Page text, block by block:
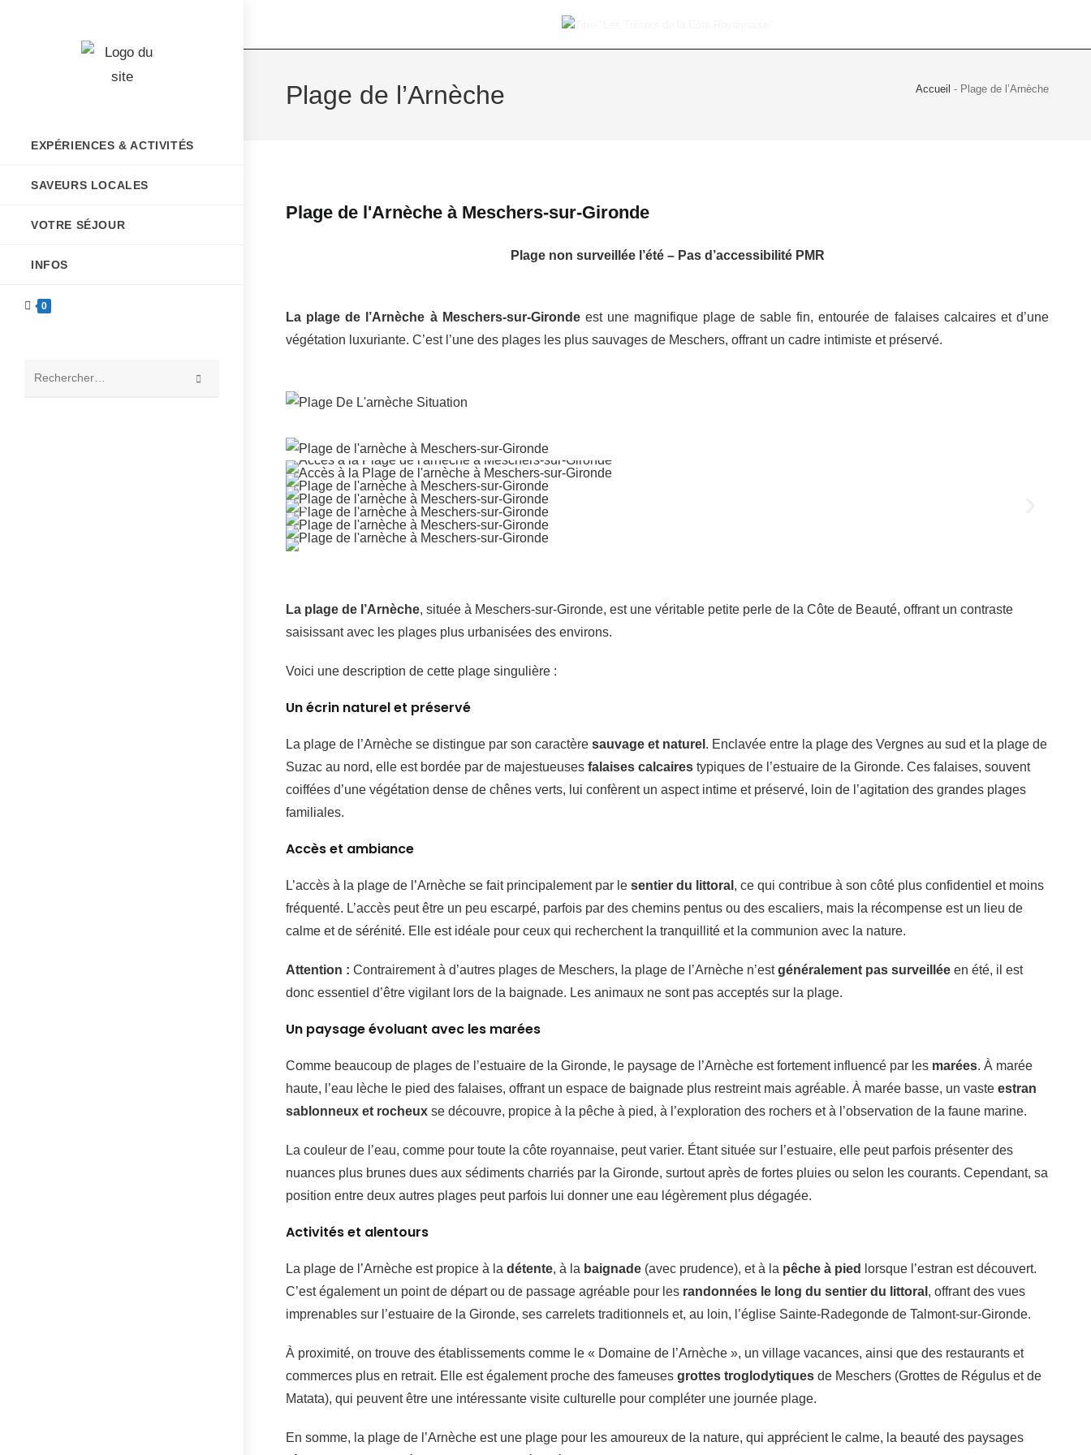
EXPÉRIENCES & ACTIVITÉS
SAVEURS LOCALES
VOTRE SÉJOUR
INFOS
0
Plage de l’Arnèche Accueil - Plage de l’Arnèche
Plage de l'Arnèche à Meschers-sur-Gironde
Plage non surveillée l’été – Pas d’accessibilité PMR
La plage de l’Arnèche à Meschers-sur-Girondeest une magnifique plage de sable fin, entourée de falaises calcaires et d’une
végétation luxuriante. C’est l’une des plages les plus sauvages de Meschers, offrant un cadre intimiste et préservé.
La plage de l’Arnèche, située à Meschers-sur-Gironde, est une véritable petite perle de la Côte de Beauté, offrant un contraste
saisissant avec les plages plus urbanisées des environs.
Voici une description de cette plage singulière :
Un écrin naturel et préservé
La plage de l’Arnèche se distingue par son caractèresauvage et naturel . Enclavée entre la plage des Vergnes au sud et la plage de
Suzac au nord, elle est bordée par de majestueusesfalaises calcaires typiques de l’estuaire de la Gironde. Ces falaises, souvent
coiffées d’une végétation dense de chênes verts, lui confèrent un aspect intime et préservé, loin de l’agitation des grandes plages
familiales.
Accès et ambiance
L’accès à la plage de l’Arnèche se fait principalement par lesentier du littoral , ce qui contribue à son côté plus confidentiel et moins
fréquenté. L’accès peut être un peu escarpé, parfois par des chemins pentus ou des escaliers, mais la récompense est un lieu de
calme et de sérénité. Elle est idéale pour ceux qui recherchent la tranquillité et la communion avec la nature.
Attention : Contrairement à d’autres plages de Meschers, la plage de l’Arnèche n’estgénéralement pas surveillée en été, il est
donc essentiel d’être vigilant lors de la baignade. Les animaux ne sont pas acceptés sur la plage.
Un paysage évoluant avec les marées
Comme beaucoup de plages de l’estuaire de la Gironde, le paysage de l’Arnèche est fortement influencé par les marées. À marée
haute, l’eau lèche le pied des falaises, offrant un espace de baignade plus restreint mais agréable. À marée basse, un vasteestran
sablonneux et rocheux se découvre, propice à la pêche à pied, à l’exploration des rochers et à l’observation de la faune marine.
La couleur de l’eau, comme pour toute la côte royannaise, peut varier. Étant située sur l’estuaire, elle peut parfois présenter des
nuances plus brunes dues aux sédiments charriés par la Gironde, surtout après de fortes pluies ou selon les courants. Cependant, sa
position entre deux autres plages peut parfois lui donner une eau légèrement plus dégagée.
Activités et alentours
La plage de l’Arnèche est propice à ladétente, à la baignade (avec prudence), et à la pêche à pied
lorsque l’estran est découvert.
C’est également un point de départ ou de passage agréable pour les randonnées le long du sentier du littoral , offrant des vues
imprenables sur l’estuaire de la Gironde, ses carrelets traditionnels et, au loin, l’église Sainte-Radegonde de Talmont-sur-Gironde.
À proximité, on trouve des établissements comme le « Domaine de l’Arnèche », un village vacances, ainsi que des restaurants et
commerces plus en retrait. Elle est également proche des fameusesgrottes troglodytiques de Meschers (Grottes de Régulus et de
Matata), qui peuvent être une intéressante visite culturelle pour compléter une journée plage.
En somme, la plage de l’Arnèche est une plage pour les amoureux de la nature, qui apprécient le calme, la beauté des paysages